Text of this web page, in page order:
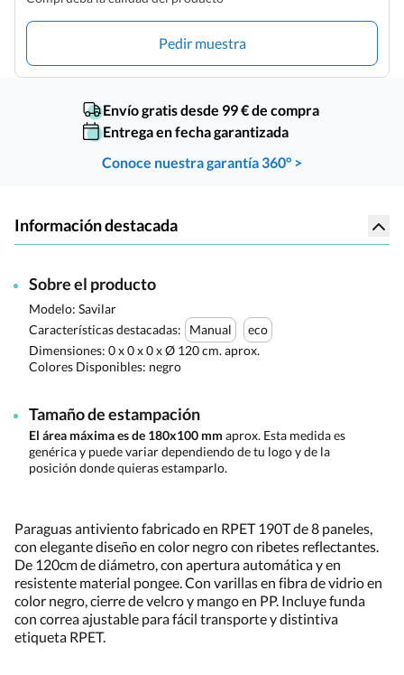
Pedir muestra
Envío gratis desde 99 € de compra
Entrega en fecha garantizada
Conoce nuestra garantía 360° >
Información destacada
Sobre el producto
Modelo: Savilar
Características destacadas:
Manual
eco
Dimensiones: 0 x 0 x 0 x Ø 120 cm. aprox.
Colores Disponibles: negro
Tamaño de estampación
El área máxima es de 180x100 mm aprox. Esta medida es
genérica y puede variar dependiendo de tu logo y de la
posición donde quieras estamparlo.
Paraguas antiviento fabricado en RPET 190T de 8 paneles,
con elegante diseño en color negro con ribetes reflectantes.
De 120cm de diámetro, con apertura automática y en
resistente material pongee. Con varillas en fibra de vidrio en
color negro, cierre de velcro y mango en PP. Incluye funda
con correa ajustable para fácil transporte y distintiva
etiqueta RPET.